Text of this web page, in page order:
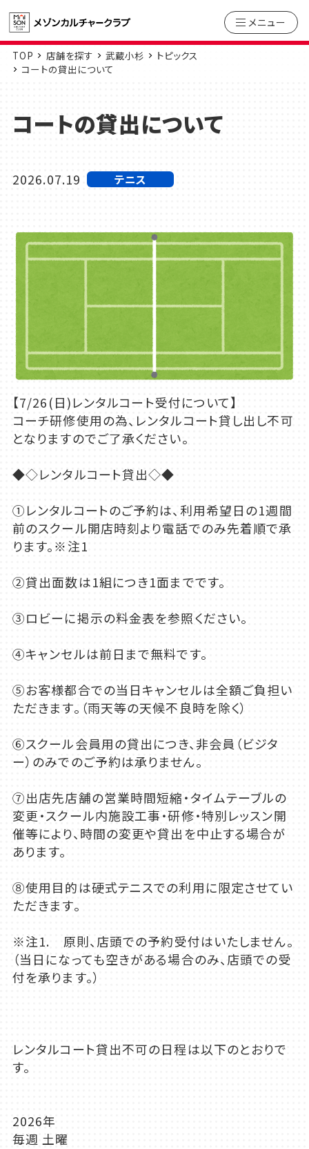
メニュー
TOP 店舗を探す 武蔵小杉
トピックス
コートの貸出について
コートの貸出について
2026.07.19 テニス
【7/26(日)レンタルコート受付について】
コーチ研修使用の為、レンタルコート貸し出し不可
となりますのでご了承ください。
◆◇レンタルコート貸出◇◆
①レンタルコートのご予約は、利用希望日の1週間
前のスクール開店時刻より電話でのみ先着順で承
ります。※注1
②貸出面数は1組につき1面までです。
③ロビーに掲示の料金表を参照ください。
④キャンセルは前日まで無料です。
⑤お客様都合での当日キャンセルは全額ご負担い
ただきます。（雨天等の天候不良時を除く）
⑥スクール会員用の貸出につき、非会員（ビジタ
ー）のみでのご予約は承りません。
⑦出店先店舗の営業時間短縮・タイムテーブルの
変更・スクール内施設工事・研修・特別レッスン開
催等により、時間の変更や貸出を中止する場合が
あります。
⑧使用目的は硬式テニスでの利用に限定させてい
ただきます。
※注1. 原則、店頭での予約受付はいたしません。
（当日になっても空きがある場合のみ、店頭での受
付を承ります。）
レンタルコート貸出不可の日程は以下のとおりで
す。
2026年
毎週 土曜